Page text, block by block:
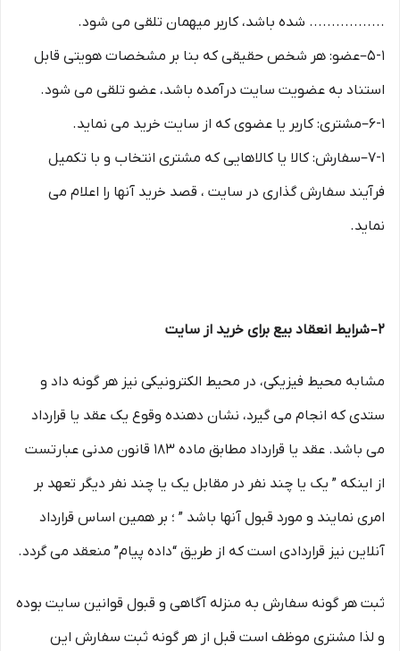
................. شده باشد، کاربر میهمان تلقی می شود.
۵-۱–عضو: هر شخص حقیقی که بنا بر مشخصات هویتی قابل
استناد به عضویت سایت درآمده باشد، عضو تلقی می شود.
۶-۱–مشتری: کاربر یا عضوی که از سایت خرید می نماید.
۷-۱–سفارش: کالا یا کالاهایی که مشتری انتخاب و با تکمیل
فرآیند سفارش گذاری در سایت ، قصد خرید آنها را اعلام می
نماید.
۲– شرایط انعقاد بیع برای خرید از سایت
مشابه محیط فیزیکی، در محیط الکترونیکی نیز هر گونه داد و
ستدی که انجام می گیرد، نشان دهنده وقوع یک عقد یا قرارداد
می باشد. عقد یا قرارداد مطابق ماده ۱۸۳ قانون مدنی عبارتست
از اینکه ” یک یا چند نفر در مقابل یک یا چند نفر دیگر تعهد بر
امری نمایند و مورد قبول آنها باشد ” ؛ بر همین اساس قرارداد
آنلاین نیز قراردادی است که از طریق “داده پیام” منعقد می گردد.
ثبت هر گونه سفارش به منزله آگاهی و قبول قوانین سایت بوده
و لذا مشتری موظف است قبل از هر گونه ثبت سفارش این